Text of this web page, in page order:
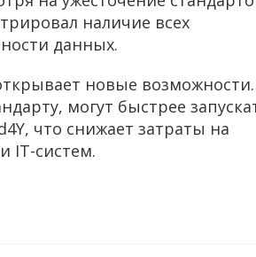
наличие всех
данных.
новые возможности.
могут быстрее
что снижает затраты на
IT-систем.